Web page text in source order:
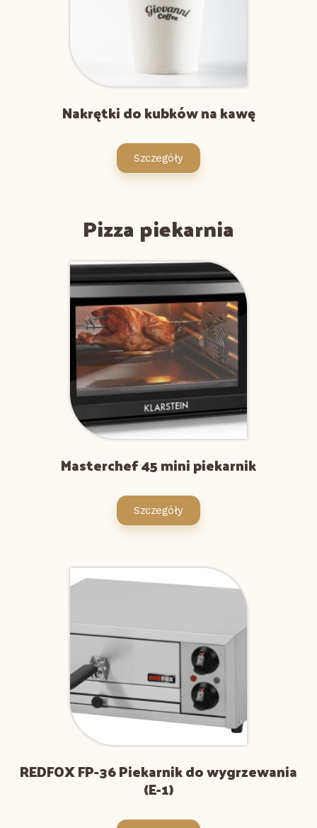
Nakrętki do kubków na kawę
Szczegóły
Pizza piekarnia
Masterchef 45 mini piekarnik
Szczegóły
REDFOX FP-36 Piekarnik do wygrzewania
(E-1)